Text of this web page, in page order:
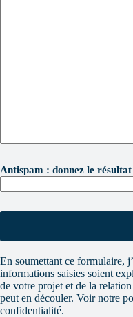
e
u
i
l
z
a
i
s
s
e
Antispam : donnez le résultat
En soumettant ce formulaire,
informations saisies soient
de votre projet et de la
peut en découler. Voir notre
confidentialité.